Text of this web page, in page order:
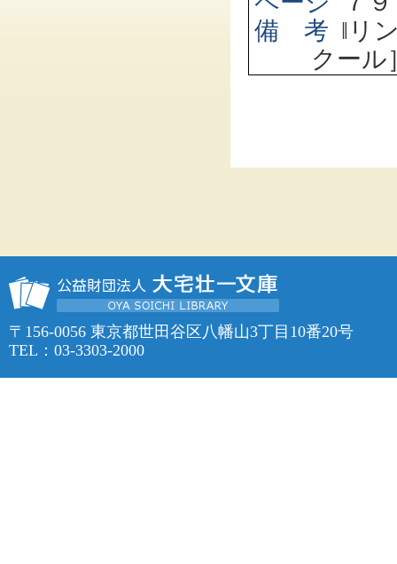
備 考 ‖ リ
クール
〒156-0056 東京都世田谷区八幡山3丁目10番20号
TEL：03-3303-2000